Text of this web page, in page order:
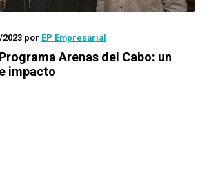
por EP Empresarial
Arenas del Cabo: un
impacto